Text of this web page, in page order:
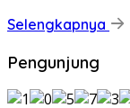
Selengkapnya
Pengunjung